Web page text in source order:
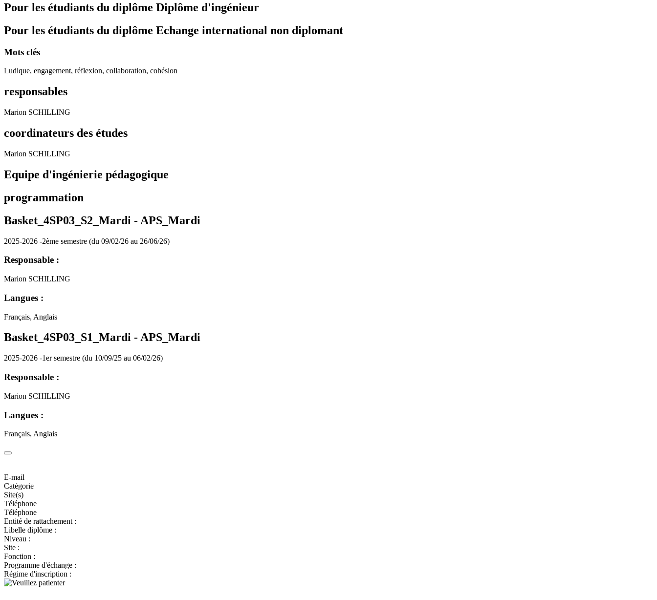
Pour les étudiants du diplôme Diplôme d'ingénieur
Pour les étudiants du diplôme Echange international non diplomant
Mots clés
Ludique, engagement, réflexion, collaboration, cohésion
responsables
Marion SCHILLING
coordinateurs des études
Marion SCHILLING
Equipe d'ingénierie pédagogique
programmation
Basket_4SP03_S2_Mardi - APS_Mardi
2025-2026 -2ème semestre (du 09/02/26 au 26/06/26)
Responsable :
Marion SCHILLING
Langues :
Français, Anglais
Basket_4SP03_S1_Mardi -APS_Mardi
2025-2026 -1er semestre (du 10/09/25 au 06/02/26)
Responsable :
Marion SCHILLING
Langues :
Français, Anglais
E-mail
Catégorie
Site(s)
Téléphone
Téléphone
Entité de rattachement :
Libelle diplôme :
Niveau :
Site :
Fonction :
Programme d'échange :
Régime d'inscription :